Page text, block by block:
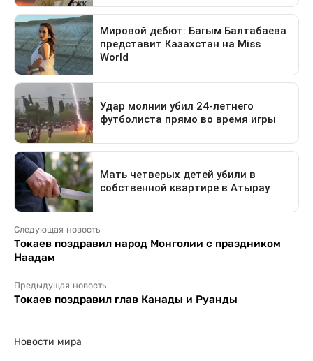
Следующая новость
Токаев поздравил народ Монголии с праздником
Наадам
Предыдущая новость
Токаев поздравил глав Канады и Руанды
Новости мира